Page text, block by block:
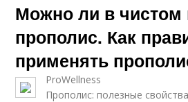
Можно ли в чистом
прополис. Как
применять
ProWellness
Прополис: полезные